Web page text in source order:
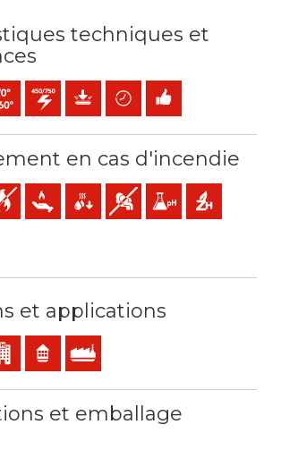
techniques et
(classe 5) mm2maximale de service: 70ºC / 160ºC
450 / 750 V C.A.Protection mécanique
Gain de tempsInstallation facile
en cas d'incendie
au feu)
de l' incendie
propagateur de la flamme
Faible dégagement de chaleur
Faible production de gouttelettes
Faible opacité et production
Faible acidité et
Sans halogène
gaz toxiques
et applications
et de l'appareil
BD4 ( IGH, tunnels...)
établissements recevant du public
RésidentielUtilisation industrielle
et emballage